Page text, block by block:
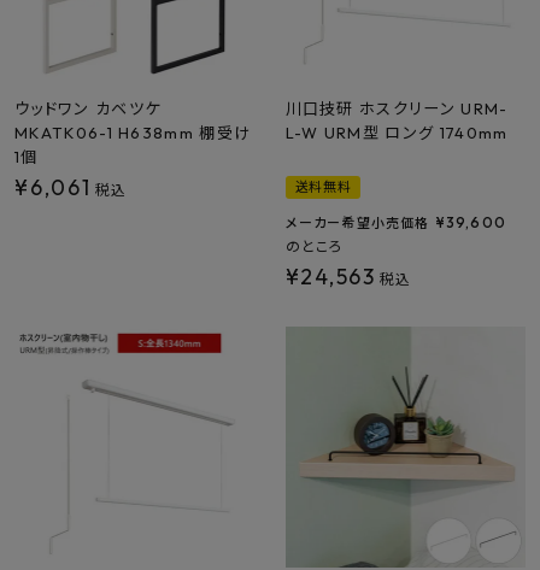
ウッドワン カベツケ
MKATK06-1 H638mm 棚受け
1個
¥6,061 税込
川口技研 ホスクリーン URM-
L-W URM型 ロング 1740mm
送料無料
メーカー希望小売価格 ¥ 39,600
のところ
¥24,563 税込